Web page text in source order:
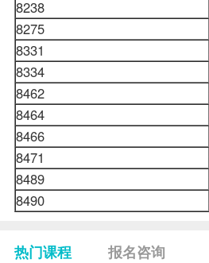
8238
8275
8331
8334
8462
8464
8466
8471
8489
8490
热门课程 报名咨询